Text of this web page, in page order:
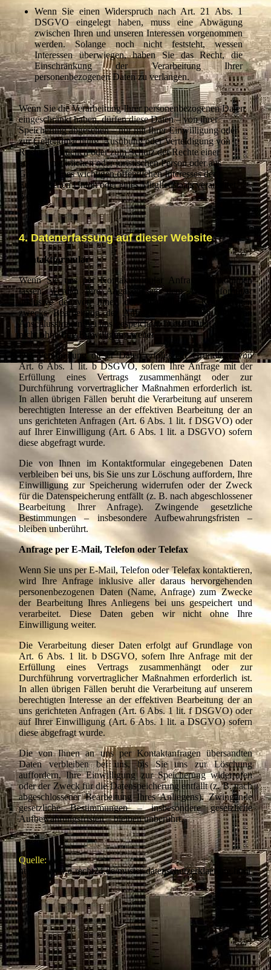
Wenn Sie einen Widerspruch nach Art. 21 Abs. 1
DSGVO eingelegt haben, muss eine Abwägung
zwischen Ihren und unseren Interessen vorgenommen
werden. Solange noch nicht feststeht, wessen
Interessen überwiegen, haben Sie das Recht, die
Einschränkung der Verarbeitung Ihrer
personenbezogenen Daten zu verlangen.
Wenn Sie die Verarbeitung Ihrer personenbezogenen Daten
eingeschränkt haben, dürfen diese Daten – von ihrer
Speicherung abgesehen – nur mit Ihrer Einwilligung oder
zur Geltendmachung, Ausübung oder Verteidigung von
Rechtsansprüchen oder zum Schutz der Rechte einer
anderen natürlichen oder juristischen Person oder aus
Gründen eines wichtigen öffentlichen Interesses der
Europäischen Union oder eines Mitgliedstaats verarbeitet
werden.
4. Datenerfassung auf dieser Website
Kontaktformular
Wenn Sie uns per Kontaktformular Anfragen zukommen
lassen, werden Ihre Angaben aus dem Anfrageformular
inklusive der von Ihnen dort angegebenen Kontaktdaten
zwecks Bearbeitung der Anfrage und für den Fall von
Anschlussfragen bei uns gespeichert. Diese Daten geben wir
nicht ohne Ihre Einwilligung weiter.
Die Verarbeitung dieser Daten erfolgt auf Grundlage von
Art. 6 Abs. 1 lit. b DSGVO, sofern Ihre Anfrage mit der
Erfüllung eines Vertrags zusammenhängt oder zur
Durchführung vorvertraglicher Maßnahmen erforderlich ist.
In allen übrigen Fällen beruht die Verarbeitung auf unserem
berechtigten Interesse an der effektiven Bearbeitung der an
uns gerichteten Anfragen (Art. 6 Abs. 1 lit. f DSGVO) oder
auf Ihrer Einwilligung (Art. 6 Abs. 1 lit. a DSGVO) sofern
diese abgefragt wurde.
Die von Ihnen im Kontaktformular eingegebenen Daten
verbleiben bei uns, bis Sie uns zur Löschung auffordern, Ihre
Einwilligung zur Speicherung widerrufen oder der Zweck
für die Datenspeicherung entfällt (z. B. nach abgeschlossener
Bearbeitung Ihrer Anfrage). Zwingende gesetzliche
Bestimmungen – insbesondere Aufbewahrungsfristen –
bleiben unberührt.
Anfrage per E-Mail, Telefon oder Telefax
Wenn Sie uns per E-Mail, Telefon oder Telefax kontaktieren,
wird Ihre Anfrage inklusive aller daraus hervorgehenden
personenbezogenen Daten (Name, Anfrage) zum Zwecke
der Bearbeitung Ihres Anliegens bei uns gespeichert und
verarbeitet. Diese Daten geben wir nicht ohne Ihre
Einwilligung weiter.
Die Verarbeitung dieser Daten erfolgt auf Grundlage von
Art. 6 Abs. 1 lit. b DSGVO, sofern Ihre Anfrage mit der
Erfüllung eines Vertrags zusammenhängt oder zur
Durchführung vorvertraglicher Maßnahmen erforderlich ist.
In allen übrigen Fällen beruht die Verarbeitung auf unserem
berechtigten Interesse an der effektiven Bearbeitung der an
uns gerichteten Anfragen (Art. 6 Abs. 1 lit. f DSGVO) oder
auf Ihrer Einwilligung (Art. 6 Abs. 1 lit. a DSGVO) sofern
diese abgefragt wurde.
Die von Ihnen an uns per Kontaktanfragen übersandten
Daten verbleiben bei uns, bis Sie uns zur Löschung
auffordern, Ihre Einwilligung zur Speicherung widerrufen
oder der Zweck für die Datenspeicherung entfällt (z. B. nach
abgeschlossener Bearbeitung Ihres Anliegens). Zwingende
gesetzliche Bestimmungen – insbesondere gesetzliche
Aufbewahrungsfristen – bleiben unberührt.
Quelle:
https://www.e-recht24.de/muster-datenschutzerklaerung.html